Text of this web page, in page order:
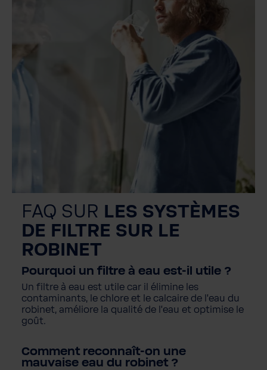
FAQ SUR LES SYSTÈMES
DE FILTRE SUR LE
ROBINET
Pourquoi un filtre à eau est-il utile ?
Un filtre à eau est utile car il élimine les
contaminants, le chlore et le calcaire de l'eau du
robinet, améliore la qualité de l'eau et optimise le
goût.
Comment reconnaît-on une
mauvaise eau du robinet ?